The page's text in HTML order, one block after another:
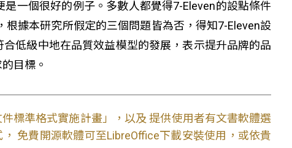
一個很好的例子。多數人都覺得7-Eleven的設點條件
據本研究所假定的三個問題皆為否，得知7-Eleven設
低級中地在品質效益模型的發展，表示提升品牌的品
目標。
標準格式實施計畫」，以及 提供使用者有文書軟體選
免費開源軟體可至LibreOffice下載安裝使用，或依貴